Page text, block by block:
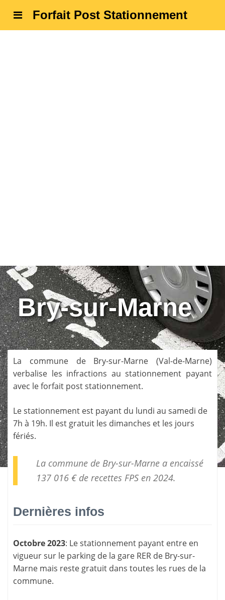
Forfait Post Stationnement
Bry-sur-Marne
La commune de Bry-sur-Marne (Val-de-Marne)
verbalise les infractions au stationnement payant
avec le forfait post stationnement.
Le stationnement est payant du lundi au samedi de
7h à 19h. Il est gratuit les dimanches et les jours
fériés.
La commune de Bry-sur-Marne a encaissé
137 016 € de recettes FPSen 2024.
Dernières infos
Octobre 2023: Le stationnement payant entre en
vigueur sur le parking de la gare RER de Bry-sur-
Marne mais reste gratuit dans toutes les rues de la
commune.